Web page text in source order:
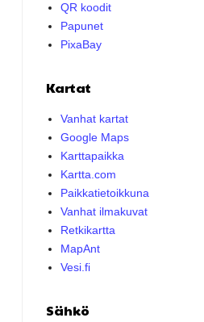
QR koodit
Papunet
PixaBay
Kartat
Vanhat kartat
Google Maps
Karttapaikka
Kartta.com
Paikkatietoikkuna
Vanhat ilmakuvat
Retkikartta
MapAnt
Vesi.fi
Sähkö